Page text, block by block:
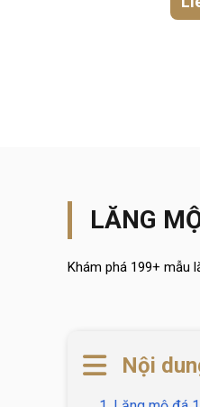
LĂNG
Khám phá 199+ mẫu
Nội